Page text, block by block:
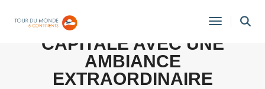
Toggle
TIRANA (ALBANIE) : UNE
CAPITALE AVEC UNE
AMBIANCE
EXTRAORDINAIRE